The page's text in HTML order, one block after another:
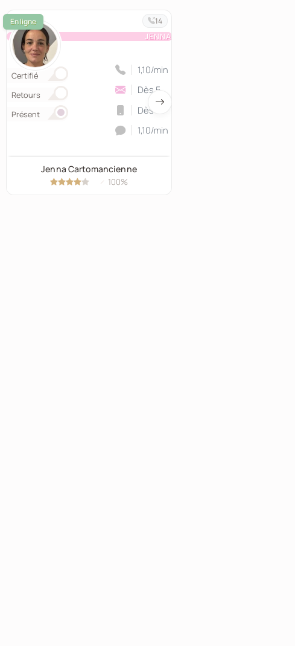
14
JENNA
Certifié
Retours
Présent
1,10/min
Dès 5
Dès 10
1,10/min
Jenna Cartomancienne
100%